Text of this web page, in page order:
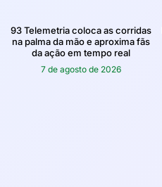
93 Telemetria coloca as corridas
na palma da mão e aproxima fãs
da ação em tempo real
7 de agosto de 2026